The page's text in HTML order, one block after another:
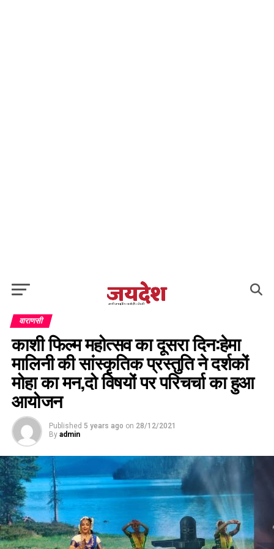
वाराणसी
काशी फिल्म महोत्सव का दूसरा दिन:हेमा
मालिनी की सांस्कृतिक प्रस्तुति ने दर्शकों
मोहा का मन,दो विषयों पर परिचर्चा का हुआ
आयोजन
Published 5 years ago on 28/12/2021
By admin